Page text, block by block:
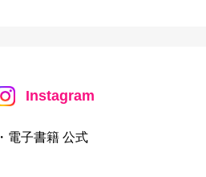
Instagram
・電子書籍 公式